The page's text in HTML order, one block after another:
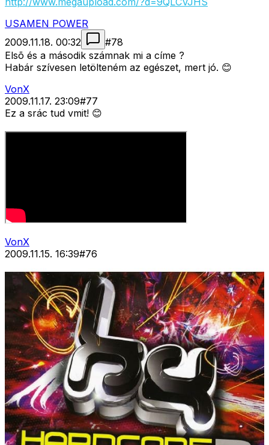
USAMEN POWER
2009.11.18. 00:32
#78
Elsõ és a második számnak mi a címe ?
Habár szívesen letölteném az egészet, mert jó. 😊
VonX
2009.11.17. 23:09#77
Ez a srác tud vmit! 😊
VonX
2009.11.15. 16:39#76